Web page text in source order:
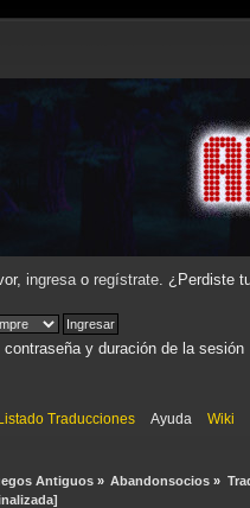
ingresao regístrate. ¿Perdiste
contraseña y duración de la sesión
Listado Traducciones Ayuda Wiki
Antiguos» Abandonsocios »